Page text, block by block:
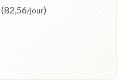
(82,56/jour)